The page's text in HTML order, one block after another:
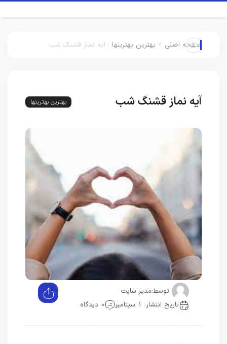
صفحه اصلی > بهترین بهترینها : آیه نماز قشنگ شب
آیه نماز قشنگ شب بهترین بهترینها
توسط:مدیر سایت
تاریخ انتشار: 1 سپتامبر
0 دیدگاه